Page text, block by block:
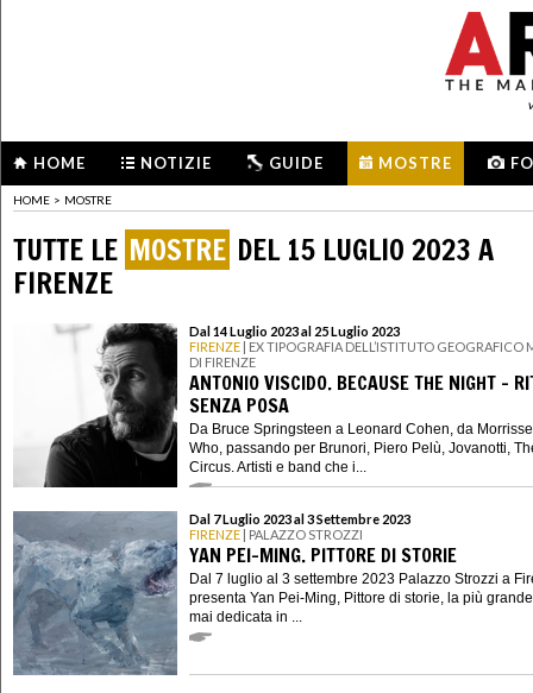
HOME NOTIZIE GUIDE MOSTRE
HOME > MOSTRE
TUTTE LE MOSTRE DEL 15 LUGLIO 2023 A
FIRENZE
Dal 14 Luglio 2023 al 25 Luglio 2023
FIRENZE | EX TIPOGRAFIA DELL’ISTITUTO GEOGRAFICO
DI FIRENZE
ANTONIO VISCIDO. BECAUSE THE NIGHT -
SENZA POSA
Da Bruce Springsteen a Leonard Cohen, da
Who, passando per Brunori, Piero Pelù, Jovanotti,
Circus. Artisti e band che i...
Dal 7 Luglio 2023 al 3 Settembre 2023
FIRENZE | PALAZZO STROZZI
YAN PEI-MING. PITTORE DI STORIE
Dal 7 luglio al 3 settembre 2023 Palazzo Strozzi a
presenta Yan Pei-Ming, Pittore di storie, la più
mai dedicata in ...